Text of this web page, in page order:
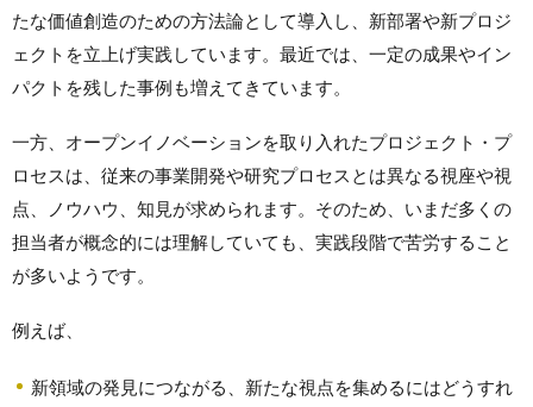
たな価値創造のための方法論として導入し、新部署や新プロジ
ェクトを立上げ実践しています。最近では、一定の成果やイン
パクトを残した事例も増えてきています。
一方、オープンイノベーションを取り入れたプロジェクト・プ
ロセスは、従来の事業開発や研究プロセスとは異なる視座や視
点、ノウハウ、知見が求められます。そのため、いまだ多くの
担当者が概念的には理解していても、実践段階で苦労すること
が多いようです。
例えば、
新領域の発見につながる、新たな視点を集めるにはどうすれ